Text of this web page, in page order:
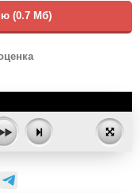
(0.7 Мб)